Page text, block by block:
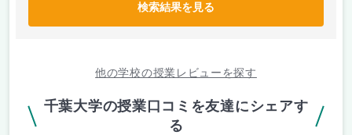
検索結果を見る
他の学校の授業レビューを探す
千葉大学の授業口コミを友達にシェアす
る